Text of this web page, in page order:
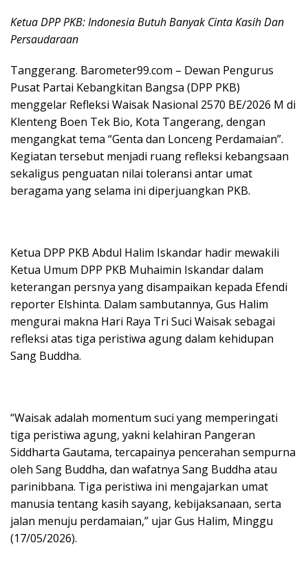
Ketua DPP PKB: Indonesia Butuh Banyak Cinta Kasih Dan
Persaudaraan
Tanggerang. Barometer99.com – Dewan Pengurus
Pusat Partai Kebangkitan Bangsa (DPP PKB)
menggelar Refleksi Waisak Nasional 2570 BE/2026 M di
Klenteng Boen Tek Bio, Kota Tangerang, dengan
mengangkat tema “Genta dan Lonceng Perdamaian”.
Kegiatan tersebut menjadi ruang refleksi kebangsaan
sekaligus penguatan nilai toleransi antar umat
beragama yang selama ini diperjuangkan PKB.
Ketua DPP PKB Abdul Halim Iskandar hadir mewakili
Ketua Umum DPP PKB Muhaimin Iskandar dalam
keterangan persnya yang disampaikan kepada Efendi
reporter Elshinta. Dalam sambutannya, Gus Halim
mengurai makna Hari Raya Tri Suci Waisak sebagai
refleksi atas tiga peristiwa agung dalam kehidupan
Sang Buddha.
“Waisak adalah momentum suci yang memperingati
tiga peristiwa agung, yakni kelahiran Pangeran
Siddharta Gautama, tercapainya pencerahan sempurna
oleh Sang Buddha, dan wafatnya Sang Buddha atau
parinibbana. Tiga peristiwa ini mengajarkan umat
manusia tentang kasih sayang, kebijaksanaan, serta
jalan menuju perdamaian,” ujar Gus Halim, Minggu
(17/05/2026).